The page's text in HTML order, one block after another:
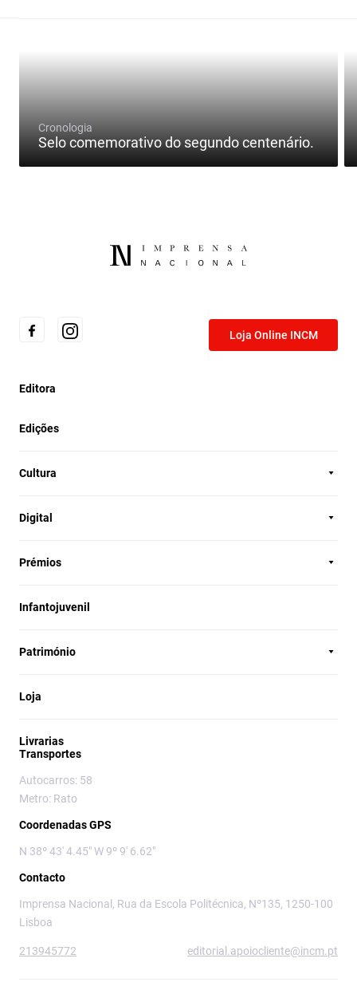
Cronologia
Selo comemorativo do segundo centenário.
Loja Online INCM
Editora
Edições
Cultura
Digital
Prémios
Infantojuvenil
Património
Loja
Livrarias
Transportes
Autocarros: 58
Metro: Rato
Coordenadas GPS
N 38º 43' 4.45" W 9º 9' 6.62"
Contacto
Imprensa Nacional, Rua da Escola Politécnica, Nº135, 1250-100
Lisboa
213945772 editorial.apoiocliente@incm.pt